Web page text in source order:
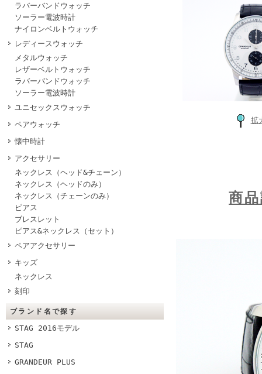
ラバーバンドウォッチ
ソーラー電波時計
ナイロンベルトウォッチ
レディースウォッチ
メタルウォッチ
レザーベルトウォッチ
ラバーバンドウォッチ
ソーラー電波時計
ユニセックスウォッチ
ペアウォッチ
懐中時計
アクセサリー
ネックレス（ヘッド&チェーン）
ネックレス（ヘッドのみ）
ネックレス（チェーンのみ）
ピアス
ブレスレット
ピアス&ネックレス（セット）
ペアアクセサリー
キッズ
ネックレス
刻印
ブランド名で探す
STAG 2016モデル
STAG
GRANDEUR PLUS
拡
商